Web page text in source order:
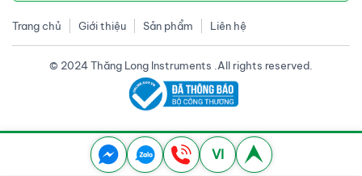
Trang chủ Giới thiệu Sản phẩm Liên hệ
© 2024 Thăng Long Instruments .All rights reserved.
VI